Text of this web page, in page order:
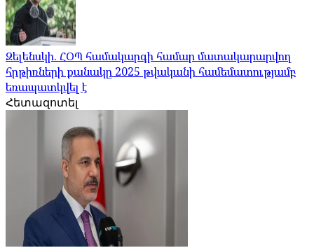
Զելենսկի. ՀՕՊ համակարգի համար մատակարարվող
հրթիռների քանակը 2025 թվականի համեմատությամբ
եռապատկվել է
Հետազոտել